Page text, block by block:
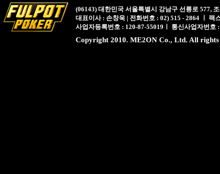
(06143) 대한민국 서울특별시 강남구 선릉로 577,
대표이사 : 손창욱 | 전화번호 : 02) 515 - 2864 ㅣ 팩
사업자등록번호 : 120-87-55019ㅣ 통신사업자번호
Copyright 2010. ME2ON Co., Ltd. All rights